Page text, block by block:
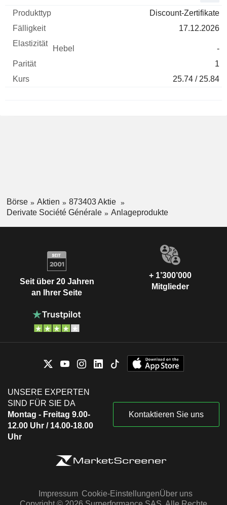
Discount-Zertifikate
17.12.2026
-
1
25.74 / 25.84
Börse Aktien
873403 Aktie
Derivate Société Générale
Anlageprodukte
Seit über 20 Jahren
an Ihrer Seite
+ 1’300’000
Mitglieder
UNSERE EXPERTEN
SIND FÜR SIE DA
Montag - Freitag 9.00-
12.00 Uhr / 14.00-18.00
Uhr
Kontaktieren Sie uns
Impressum Cookie-EinstellungenÜber uns